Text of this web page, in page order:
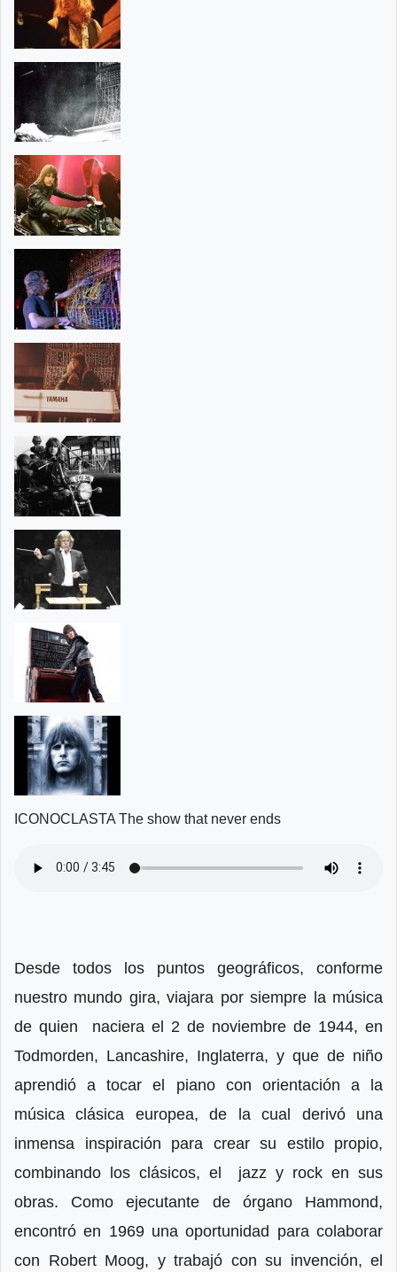
ICONOCLASTA The show that never ends
Desde todos los puntos geográficos, conforme
nuestro mundo gira, viajara por siempre la música
de quien naciera el 2 de noviembre de 1944, en
Todmorden, Lancashire, Inglaterra, y que de niño
aprendió a tocar el piano con orientación a la
música clásica europea, de la cual derivó una
inmensa inspiración para crear su estilo propio,
combinando los clásicos, el jazz y rock en sus
obras. Como ejecutante de órgano Hammond,
encontró en 1969 una oportunidad para colaborar
con Robert Moog, y trabajó con su invención, el